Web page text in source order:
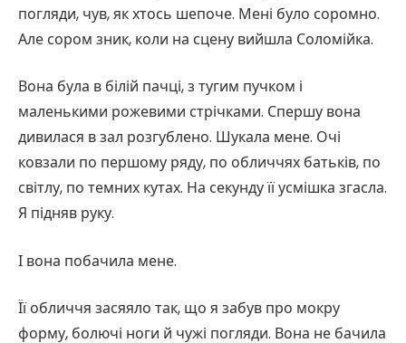
погляди, чув, як хтось шепоче. Мені було соромно.
Але сором зник, коли на сцену вийшла Соломійка.
Вона була в білій пачці, з тугим пучком і
маленькими рожевими стрічками. Спершу вона
дивилася в зал розгублено. Шукала мене. Очі
ковзали по першому ряду, по обличчях батьків, по
світлу, по темних кутах. На секунду її усмішка згасла.
Я підняв руку.
І вона побачила мене.
Її обличчя засяяло так, що я забув про мокру
форму, болючі ноги й чужі погляди. Вона не бачила